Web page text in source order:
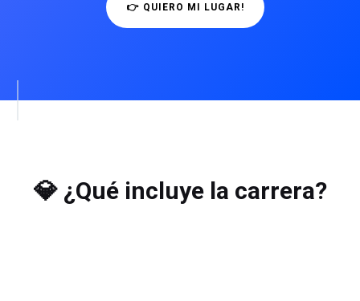
👉 QUIERO MI LUGAR!
💎 ¿Qué incluye la carrera?